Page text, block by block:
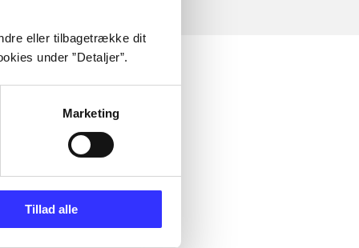
eller tilbagetrække dit
under ”Detaljer”.
Marketing
Tillad alle